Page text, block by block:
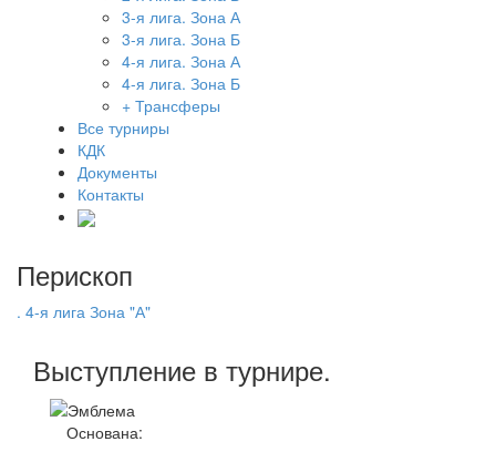
3-я лига. Зона А
3-я лига. Зона Б
4-я лига. Зона А
4-я лига. Зона Б
+ Трансферы
Все турниры
КДК
Документы
Контакты
Перископ
. 4-я лига Зона "А"
Выступление в турнире.
Основана: